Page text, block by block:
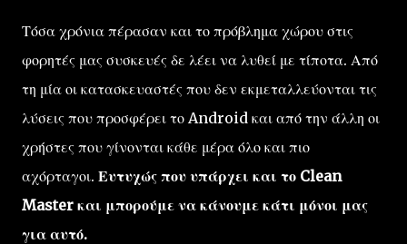
Τόσα χρόνια πέρασαν και το πρόβλημα χώρου στις
φορητές μας συσκευές δε λέει να λυθεί με τίποτα. Από
τη μία οι κατασκευαστές που δεν εκμεταλλεύονται τις
λύσεις που προσφέρει το Android και από την άλλη οι
χρήστες που γίνονται κάθε μέρα όλο και πιο
αχόρταγοι. Ευτυχώς που υπάρχει και το Clean
Master και μπορούμε να κάνουμε κάτι μόνοι μας
για αυτό.